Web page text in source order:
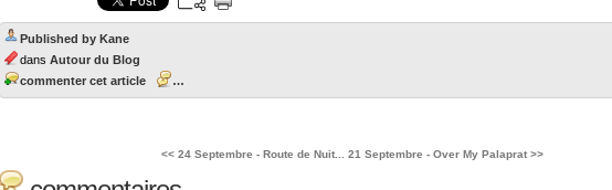
Published by Kane
dans Autour du Blog
commenter cet article
…
<< 24 Septembre - Route de Nuit... 21 Septembre - Over My Palaprat >>